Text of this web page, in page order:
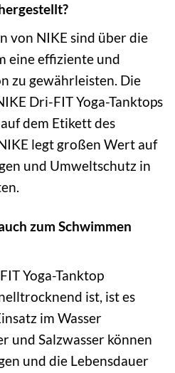
von NIKE sind über die
eine effiziente und
zu gewährleisten. Die
Dri-FIT Yoga-Tanktops
dem Etikett des
legt großen Wert auf
und Umweltschutz in
zum Schwimmen
Yoga-Tanktop
ist, ist es
im Wasser
und Salzwasser können
und die Lebensdauer